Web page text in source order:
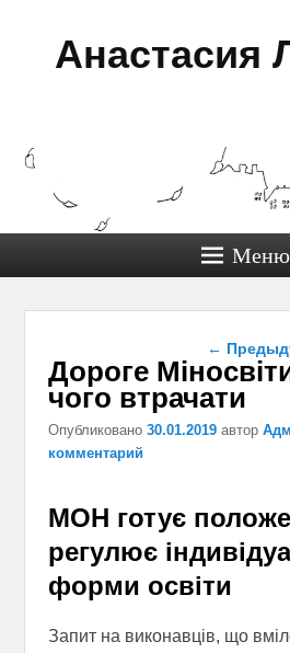
Анастасия
Меню
←
Дороге
чого втрачати
Опубликовано 30.01.2019 автор
комментарий
МОН готує
регулює
форми освіти
Запит на виконавців, що